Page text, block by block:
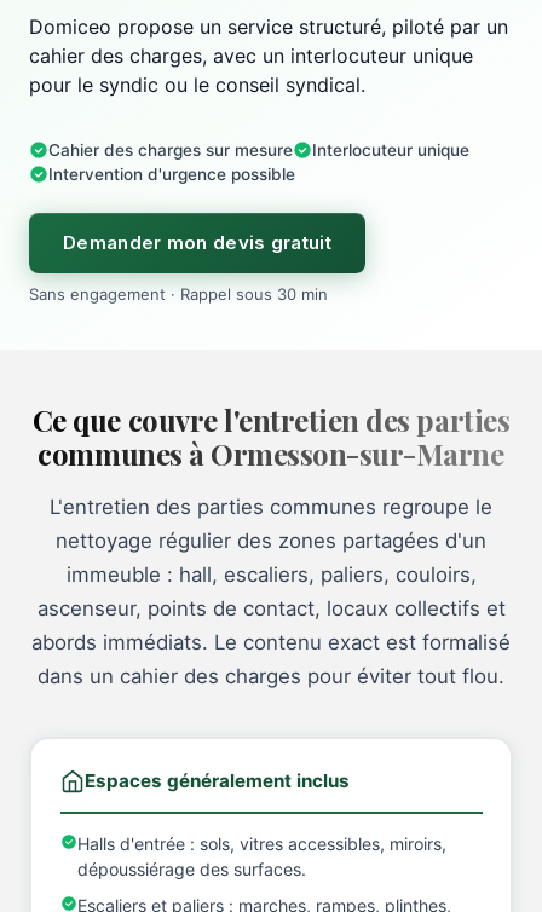
Domiceo propose un service structuré, piloté par un
cahier des charges, avec un interlocuteur unique
pour le syndic ou le conseil syndical.
Cahier des charges sur mesure
Interlocuteur unique
Intervention d'urgence possible
Demander mon devis gratuit
Sans engagement · Rappel sous 30 min
Ce que couvre l'entretien des parties
communes à Ormesson-sur-Marne
L'entretien des parties communes regroupe le
nettoyage régulier des zones partagées d'un
immeuble : hall, escaliers, paliers, couloirs,
ascenseur, points de contact, locaux collectifs et
abords immédiats. Le contenu exact est formalisé
dans un cahier des charges pour éviter tout flou.
Espaces généralement inclus
Halls d'entrée : sols, vitres accessibles, miroirs,
dépoussiérage des surfaces.
Escaliers et paliers : marches, rampes, plinthes,